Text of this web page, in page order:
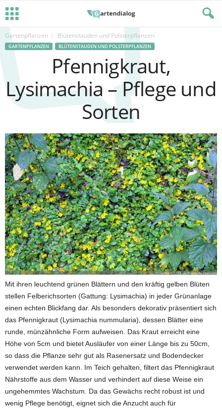
Gartenpflanzen Blütenstauden und Polsterpflanzen
GARTENPFLANZEN BLÜTENSTAUDEN UND POLSTERPFLANZEN
Pfennigkraut,
Lysimachia – Pflege und
Sorten
Mit ihren leuchtend grünen Blättern und den kräftig gelben Blüten
stellen Felberichsorten (Gattung: Lysimachia) in jeder Grünanlage
einen echten Blickfang dar. Als besonders dekorativ präsentiert sich
das Pfennigkraut (Lysimachia nummularia), dessen Blätter eine
runde, münzähnliche Form aufweisen. Das Kraut erreicht eine
Höhe von 5cm und bietet Ausläufer von einer Länge bis zu 50cm,
so dass die Pflanze sehr gut als Rasenersatz und Bodendecker
verwendet werden kann. Im Teich gehalten, filtert das Pfennigkraut
Nährstoffe aus dem Wasser und verhindert auf diese Weise ein
ungehemmtes Wachstum. Da das Gewächs recht robust ist und
wenig Pflege benötigt, eignet sich die Anzucht auch für